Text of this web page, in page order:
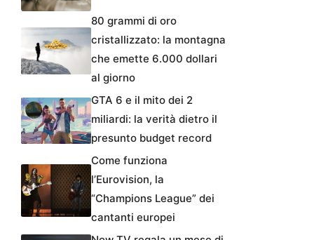
80 grammi di oro
cristallizzato: la montagna
che emette 6.000 dollari
al giorno
GTA 6 e il mito dei 2
miliardi: la verità dietro il
presunto budget record
Come funziona
l’Eurovision, la
“Champions League” dei
cantanti europei